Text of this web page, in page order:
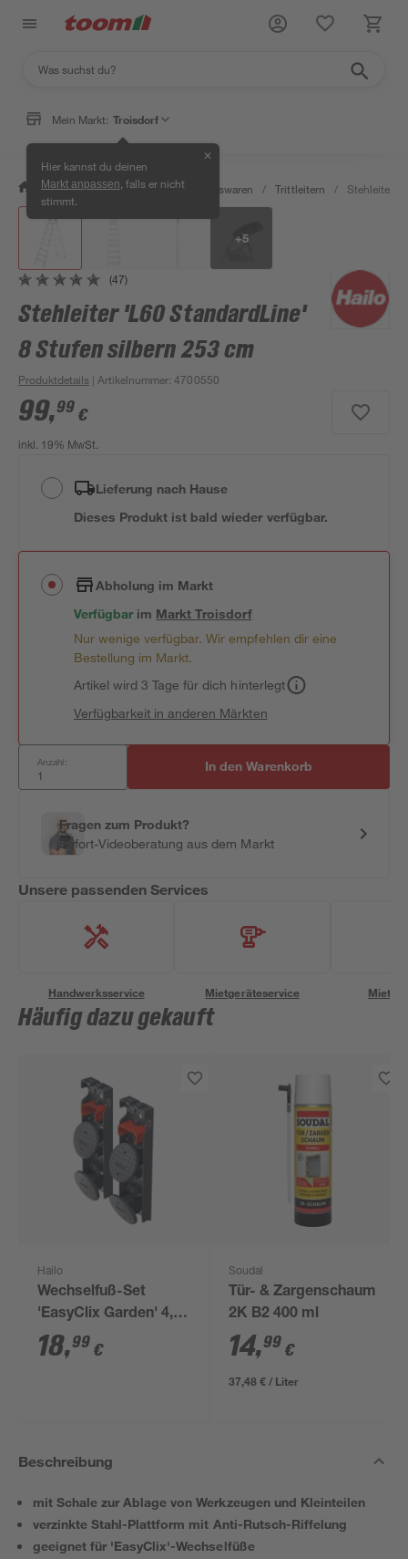
Mein Markt: Troisdorf
Hier kannst du deinen
Markt anpassen , falls er nicht
stimmt.
✕
/ Wohnen & Haushalt / Haushaltswaren / Trittleitern / Stehleiter
+5
(47)
Stehleiter 'L60 StandardLine'
8 Stufen silbern 253 cm
Produktdetails | Artikelnummer:4700550
99,99 €
inkl. 19% MwSt.
Lieferung nach Hause
Dieses Produkt ist bald wieder verfügbar.
Abholung im Markt
Verfügbar im MarktTroisdorf
Nur wenige verfügbar. Wir empfehlen dir eine
Bestellung im Markt.
Artikel wird 3 Tage für dich hinterlegt
Verfügbarkeit in anderen Märkten
Anzahl: In den Warenkorb
Fragen zum Produkt?
Sofort-Videoberatung aus dem Markt
Unsere passenden Services
Handwerksservice Mietgeräteservice
Häufig dazu gekauft
Hailo
Wechselfuß-Set
'EasyClix Garden' 4,3
cm
18,99 €
Soudal
Tür- & Zargenschaum
2K B2 400 ml
14,99 €
37,48 € / Liter
Beschreibung
mit Schale zur Ablage von Werkzeugen und Kleinteilen
verzinkte Stahl-Plattform mit Anti-Rutsch-Riffelung
geeignet für 'EasyClix'-Wechselfüße